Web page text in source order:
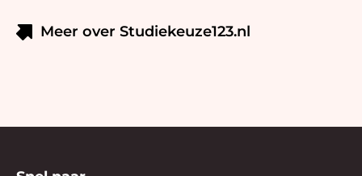
Meer over Studiekeuze123.nl